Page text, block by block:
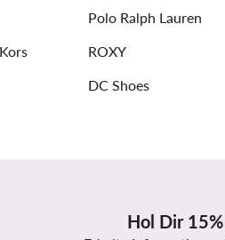
Polo Ralph Lauren
ROXY
DC Shoes
Hol Dir